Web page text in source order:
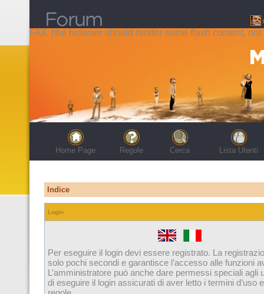
FAIL (the browser should render some flash content, not
Home Page Regole Cerca Lista Utenti
Indice
Login
Per eseguire il login devi essere registrato. La
solo pochi secondi e garantisce l’accesso alle funzioni
L’amministratore puó anche dare permessi speciali agli
di eseguire il login assicurati di aver letto i termini d’uso